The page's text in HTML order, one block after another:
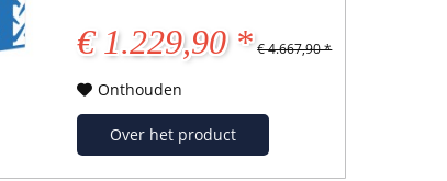
€ 1.229,90 * € 4.667,90 *
Onthouden
Over het product